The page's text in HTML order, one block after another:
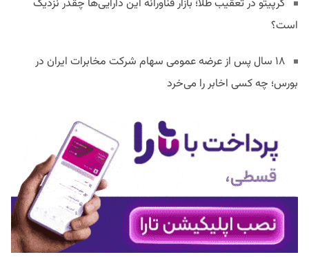
کرپیتو در تعقیب طلا؛ بازار فناورانه این دارایی‌ها چقدر نزدیک
است؟
۱۸ سال پس از عرضه عمومی سهام شرکت مخابرات ایران در
بورس؛ چه کسی اخابر را می‌خرد